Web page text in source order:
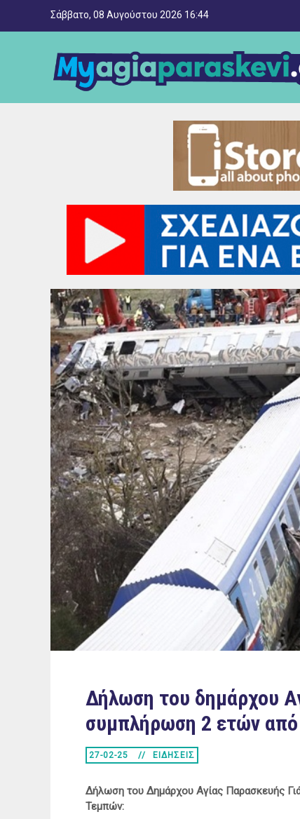
Σάββατο, 08 Αυγούστου 2026 16:44
Δήλωση του δημάρχου
συμπλήρωση 2 ετών
27-02-25 ΕΙΔΗΣΕΙΣ
Δήλωση του Δημάρχου Αγίας Παρασκευής
Τεμπών: